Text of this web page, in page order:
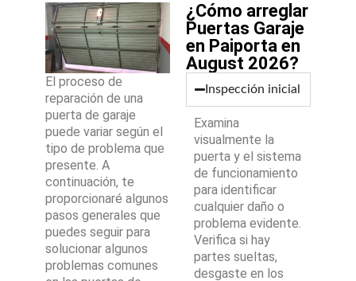
El proceso de
reparación de una
puerta de garaje
puede variar según el
tipo de problema que
presente. A
continuación, te
proporcionaré algunos
pasos generales que
puedes seguir para
solucionar algunos
problemas comunes
¿Cómo arreglar
Puertas Garaje
en Paiporta en
August 2026?
Inspección inicial
Examina
visualmente la
puerta y el sistema
de funcionamiento
para identificar
cualquier daño o
problema evidente.
Verifica si hay
partes sueltas,
desgaste en los